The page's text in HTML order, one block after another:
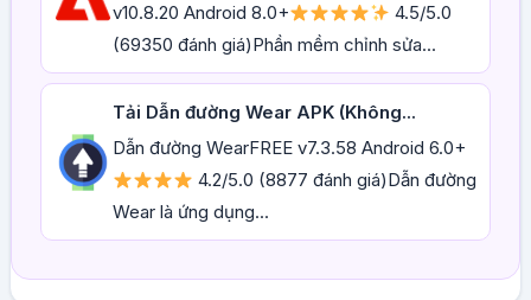
v10.8.20 Android 8.0+
4.5/5.0
(69350 đánh giá)Phần mềm chỉnh sửa...
Tải Dẫn đường Wear APK (Không...
Dẫn đường WearFREE v7.3.58 Android 6.0+
4.2/5.0 (8877 đánh giá)Dẫn đường
Wear là ứng dụng...